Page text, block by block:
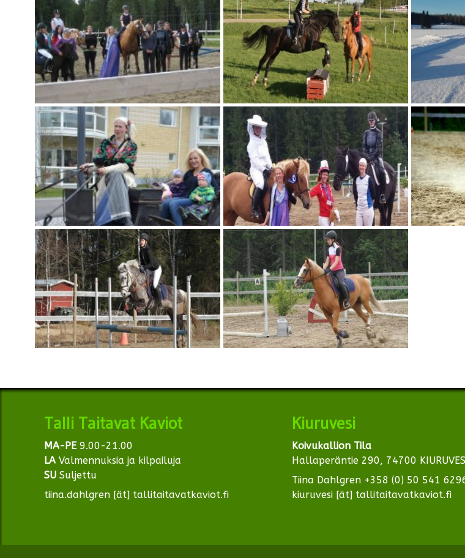
Talli Taitavat Kaviot
MA-PE 9.00-21.00
LAValmennuksia ja kilpailuja
SU Suljettu
tiina.dahlgren [ät] tallitaitavatkaviot.fi
Kiuruvesi
Koivukallion Tila
Hallaperäntie 290, 74700 KIURUVESI
Tiina Dahlgren +358 (0) 50 541
kiuruvesi [ät] tallitaitavatkaviot.fi